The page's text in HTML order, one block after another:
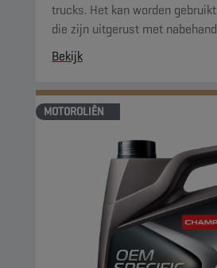
trucks. Het kan worden
die zijn uitgerust met
Bekijk
MOTOROLIËN